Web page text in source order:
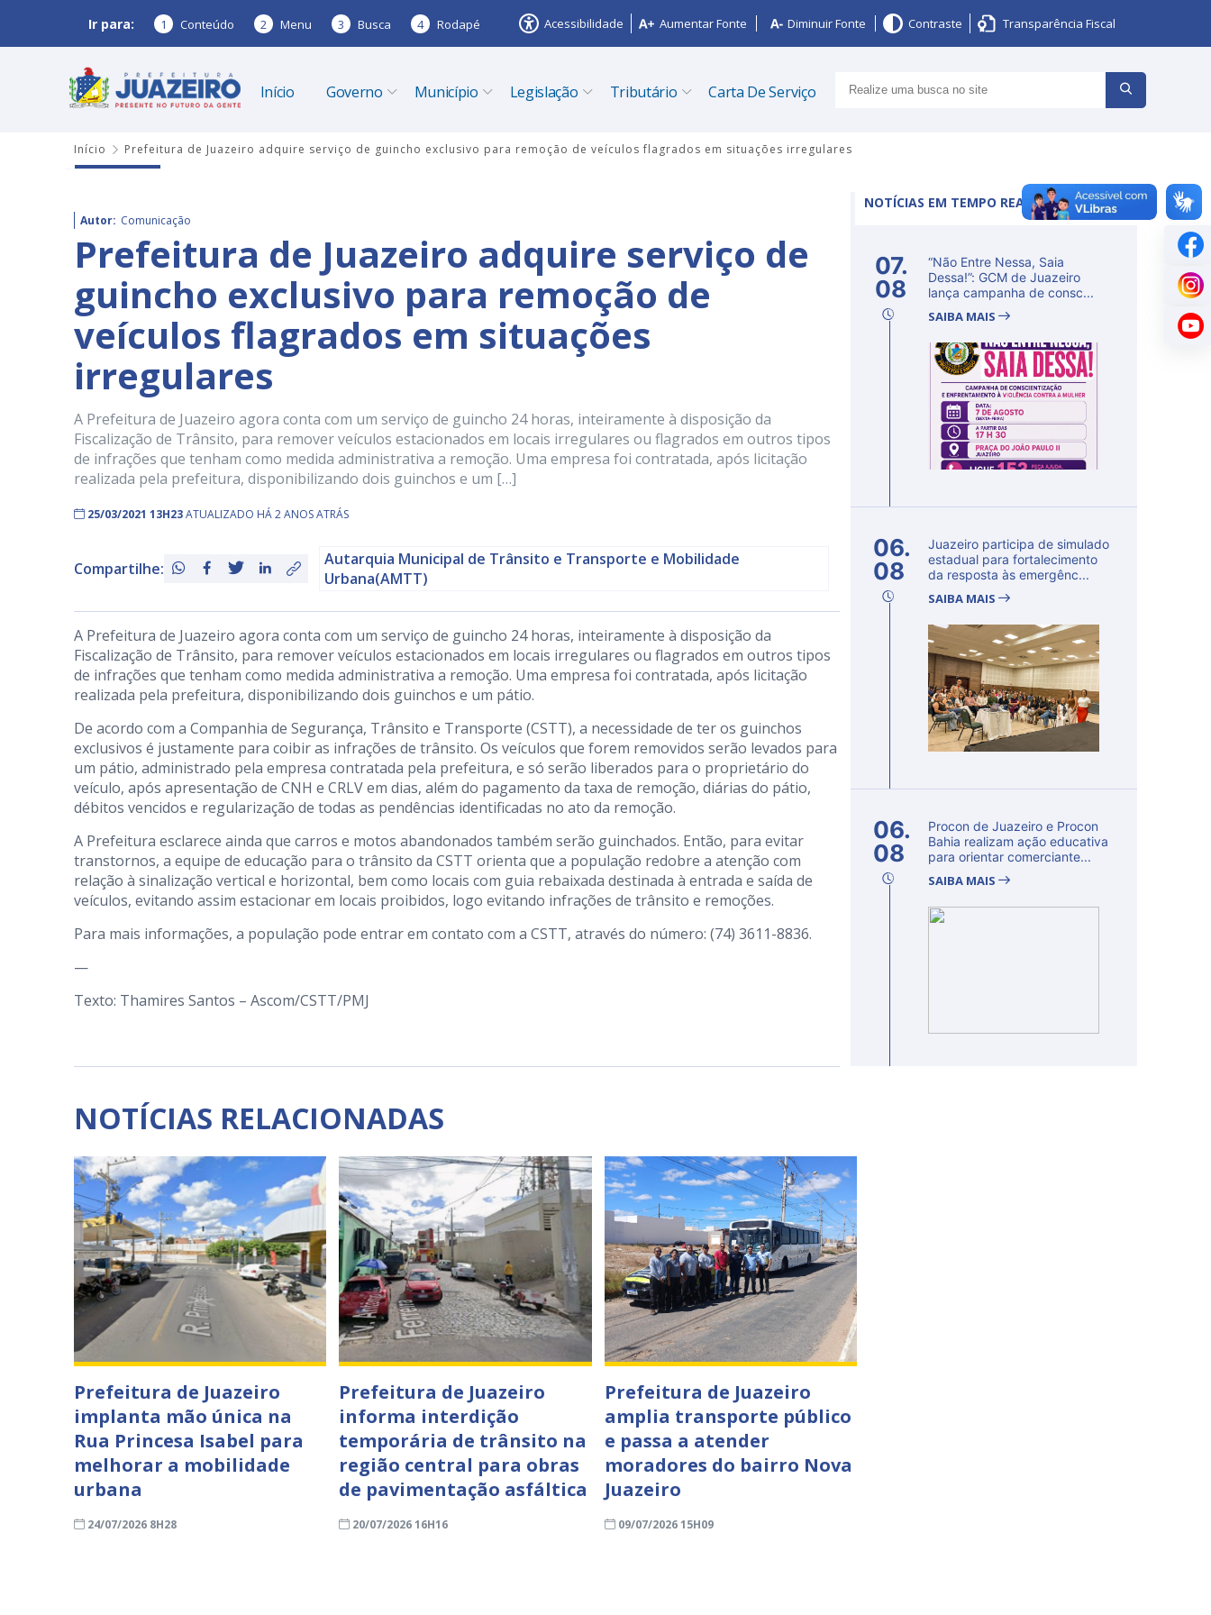
Ir para: 1 Conteúdo 2 Menu 3 Busca 4 Rodapé Acessibilidade Aumentar Fonte Diminuir Fonte Contraste Transparência Fiscal
Início Governo Município Legislação Tributário Carta De Serviço
Início Prefeitura de Juazeiro adquire serviço de guincho exclusivo para remoção de veículos flagrados em situações irregulares
Autor: Comunicação
Prefeitura de Juazeiro adquire serviço de
guincho exclusivo para remoção de
veículos flagrados em situações
irregulares
A Prefeitura de Juazeiro agora conta com um serviço de guincho 24 horas, inteiramente à disposição da
Fiscalização de Trânsito, para remover veículos estacionados em locais irregulares ou flagrados em outros tipos
de infrações que tenham como medida administrativa a remoção. Uma empresa foi contratada, após licitação
realizada pela prefeitura, disponibilizando dois guinchos e um […]
25/03/2021 13H23ATUALIZADO HÁ 2 ANOS ATRÁS
Compartilhe:
Autarquia Municipal de Trânsito e Transporte e Mobilidade
Urbana(AMTT)
A Prefeitura de Juazeiro agora conta com um serviço de guincho 24 horas, inteiramente à disposição da
Fiscalização de Trânsito, para remover veículos estacionados em locais irregulares ou flagrados em outros tipos
de infrações que tenham como medida administrativa a remoção. Uma empresa foi contratada, após licitação
realizada pela prefeitura, disponibilizando dois guinchos e um pátio.
De acordo com a Companhia de Segurança, Trânsito e Transporte (CSTT), a necessidade de ter os guinchos
exclusivos é justamente para coibir as infrações de trânsito. Os veículos que forem removidos serão levados para
um pátio, administrado pela empresa contratada pela prefeitura, e só serão liberados para o proprietário do
veículo, após apresentação de CNH e CRLV em dias, além do pagamento da taxa de remoção, diárias do pátio,
débitos vencidos e regularização de todas as pendências identificadas no ato da remoção.
A Prefeitura esclarece ainda que carros e motos abandonados também serão guinchados. Então, para evitar
transtornos, a equipe de educação para o trânsito da CSTT orienta que a população redobre a atenção com
relação à sinalização vertical e horizontal, bem como locais com guia rebaixada destinada à entrada e saída de
veículos, evitando assim estacionar em locais proibidos, logo evitando infrações de trânsito e remoções.
Para mais informações, a população pode entrar em contato com a CSTT, através do número: (74) 3611-8836.
—
Texto: Thamires Santos – Ascom/CSTT/PMJ
NOTÍCIAS RELACIONADAS
Prefeitura de Juazeiro
implanta mão única na
Rua Princesa Isabel para
melhorar a mobilidade
urbana
24/07/2026 8H28
Prefeitura de Juazeiro
informa interdição
temporária de trânsito na
região central para obras
de pavimentação asfáltica
20/07/2026 16H16
Prefeitura de Juazeiro
amplia transporte público
e passa a atender
moradores do bairro Nova
Juazeiro
09/07/2026 15H09
NOTÍCIAS EM TEMPO REAL
07.
08
“Não Entre Nessa, Saia
Dessa!”: GCM de Juazeiro
lança campanha de consc...
SAIBA MAIS
06.
08
Juazeiro participa de simulado
estadual para fortalecimento
da resposta às emergênc...
SAIBA MAIS
06.
08
Procon de Juazeiro e Procon
Bahia realizam ação educativa
para orientar comerciante...
SAIBA MAIS